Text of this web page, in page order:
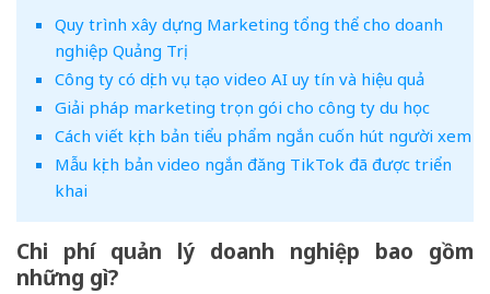
Quy trình xây dựng Marketing tổng thể cho doanh
nghiệp Quảng Trị
Công ty có dịch vụ tạo video AI uy tín và hiệu quả
Giải pháp marketing trọn gói cho công ty du học
Cách viết kịch bản tiểu phẩm ngắn cuốn hút người xem
Mẫu kịch bản video ngắn đăng TikTok đã được triển
khai
Chi phí quản lý doanh nghiệp bao gồm
những gì?